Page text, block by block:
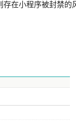
在小程序被封禁的